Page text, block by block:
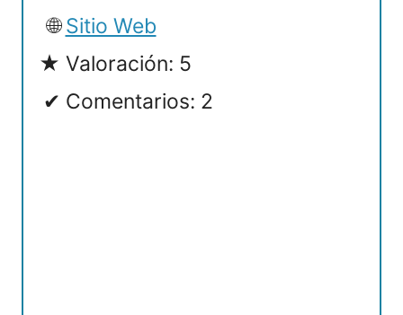
Sitio Web
Valoración: 5
Comentarios: 2